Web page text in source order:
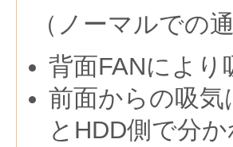
（ノーマルでの通
背面FANにより
前面からの吸
とHDD側で分